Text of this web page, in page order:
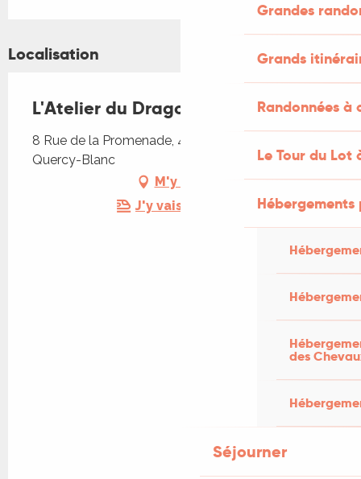
Grandes
Grands
Randonnées
Le Tour du Lot
des
Séjourner
Localisation
L'Atelier du Dragon
8 Rue de la Promenade, 46800 Montcuq-en-
Quercy-Blanc
M'y rendre
J'y vais en train !